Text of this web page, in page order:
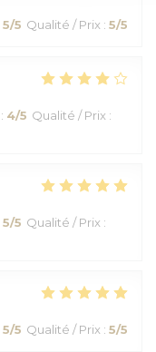
5/5 Qualité / Prix : 5/5
: 4/5 Qualité / Prix :
5/5 Qualité / Prix :
5/5 Qualité / Prix : 5/5